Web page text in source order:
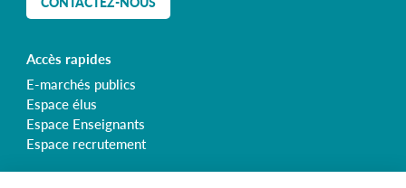
Accès rapides
E-marchés publics
Espace élus
Espace Enseignants
Espace recrutement